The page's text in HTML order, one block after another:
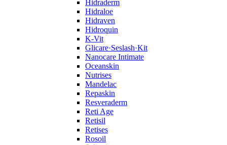
Hidraderm
Hidraloe
Hidraven
Hidroquin
K-Vit
Glicare·Seslash·Kit
Nanocare Intimate
Oceanskin
Nutrises
Mandelac
Repaskin
Resveraderm
Reti Age
Retisil
Retises
Rosoil